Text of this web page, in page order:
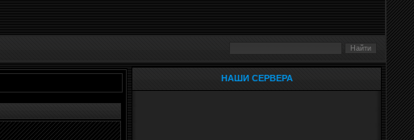
НАШИ СЕРВЕРА